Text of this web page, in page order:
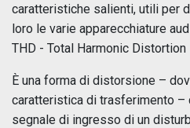
caratteristiche salienti, utili per
loro le varie apparecchiature
THD - Total Harmonic Distortion
È una forma di distorsione –
caratteristica di trasferimento –
segnale di ingresso di un